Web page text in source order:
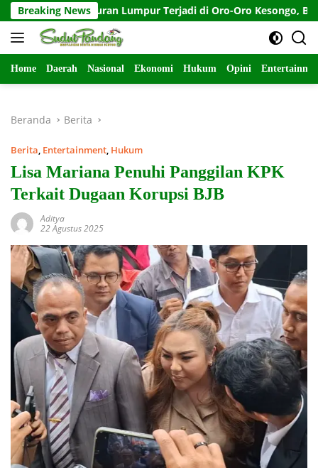
Langsung
ke
konten
Breaking NewsLumpur Terjadi di Oro-Oro Kesongo, Blora-Jateng
Home Daerah Nasional Ekonomi Hukum Opini
Beranda Berita
Berita, Entertainment, Hukum
Lisa Mariana Penuhi Panggilan KPK
Terkait Dugaan Korupsi BJB
Aditya
22 Agustus 2025